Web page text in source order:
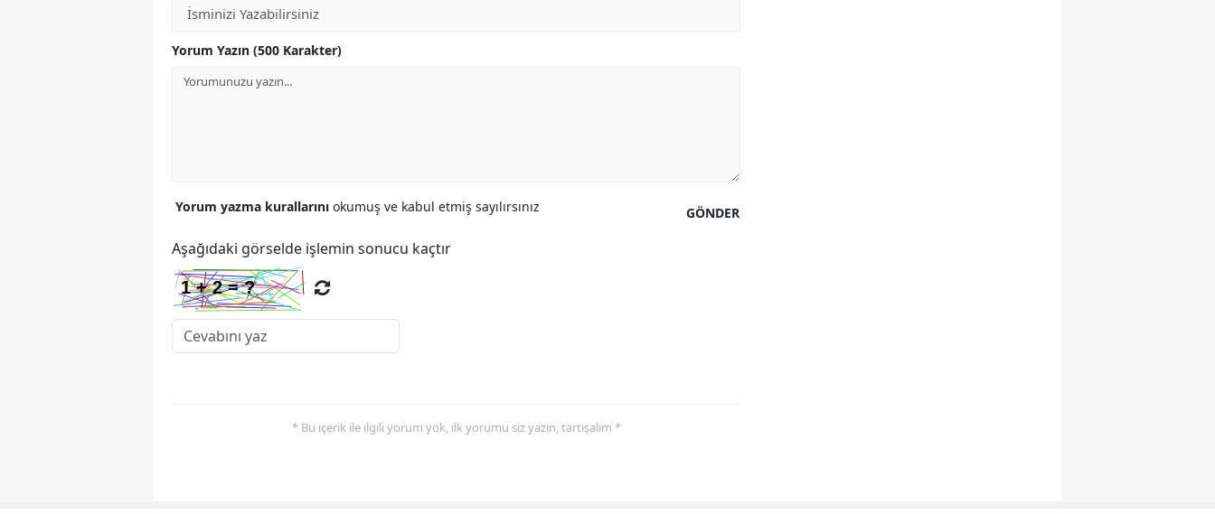
Yorum Yazın (500 Karakter)
GÖNDER
Yorum yazma kurallarını okumuş ve kabul etmiş sayılırsınız
Aşağıdaki görselde işlemin sonucu kaçtır
* Bu içerik ile ilgili yorum yok, ilk yorumu siz yazın, tartışalım *